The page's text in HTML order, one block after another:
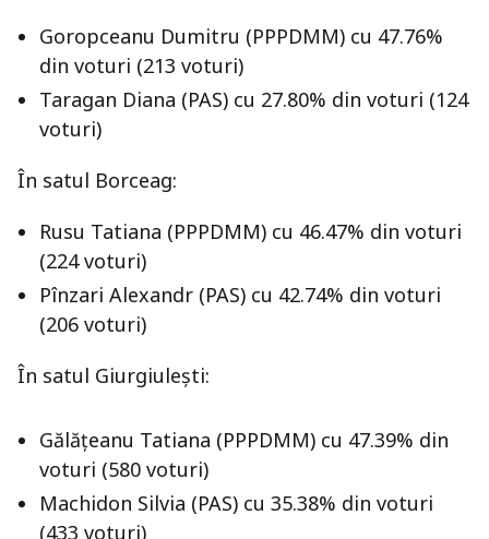
Goropceanu Dumitru (PPPDMM) cu 47.76%
din voturi (213 voturi)
Taragan Diana (PAS) cu 27.80% din voturi (124
voturi)
În satul Borceag:
Rusu Tatiana (PPPDMM) cu 46.47% din voturi
(224 voturi)
Pînzari Alexandr (PAS) cu 42.74% din voturi
(206 voturi)
În satul Giurgiuleşti:
Gălăţeanu Tatiana (PPPDMM) cu 47.39% din
voturi (580 voturi)
Machidon Silvia (PAS) cu 35.38% din voturi
(433 voturi)